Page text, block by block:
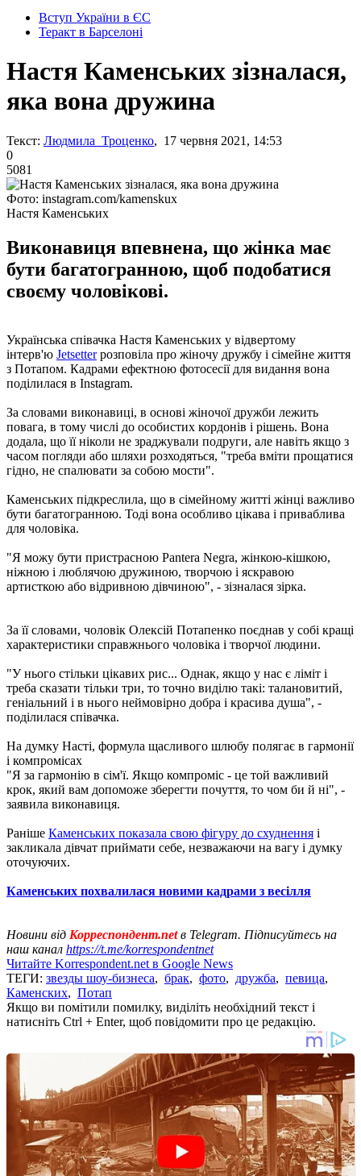
Вступ України в ЄС
Теракт в Барселоні
Настя Каменських зізналася,
яка вона дружина
Текст: Людмила Троценко, 17 червня 2021, 14:53
0
5081
Фото: instagram.com/kamenskux
Настя Каменських
Виконавиця впевнена, що жінка має
бути багатогранною, щоб подобатися
своєму чоловікові.
Українська співачка Настя Каменських у відвертому
інтерв'ю Jetsetterрозповіла про жіночу дружбу і сімейне життя
з Потапом. Кадрами ефектною фотосесії для видання вона
поділилася в Instagram.
За словами виконавиці, в основі жіночої дружби лежить
повага, в тому числі до особистих кордонів і рішень. Вона
додала, що її ніколи не зраджували подруги, але навіть якщо з
часом погляди або шляхи розходяться, "треба вміти прощатися
гідно, не спалювати за собою мости".
Каменських підкреслила, що в сімейному житті жінці важливо
бути багатогранною. Тоді вона особливо цікава і приваблива
для чоловіка.
"Я можу бути пристрасною Pantera Negra, жінкою-кішкою,
ніжною і люблячою дружиною, творчою і яскравою
артисткою або відривною дівчиною", - зізналася зірка.
За її словами, чоловік Олексій Потапенко поєднав у собі кращі
характеристики справжнього чоловіка і творчої людини.
"У нього стільки цікавих рис... Однак, якщо у нас є ліміт і
треба сказати тільки три, то точно виділю такі: талановитий,
геніальний і в нього неймовірно добра і красива душа", -
поділилася співачка.
На думку Насті, формула щасливого шлюбу полягає в гармонії
і компромісах
"Я за гармонію в сім'ї. Якщо компроміс - це той важливий
крок, який вам допоможе зберегти почуття, то чом би й ні", -
заявила виконавиця.
Раніше Каменських показала свою фігуру до схуднення і
закликала дівчат приймати себе, незважаючи на вагу і думку
оточуючих.
Каменських похвалилася новими кадрами з весілля
Новини від Корреспондент.netв Telegram. Підписуйтесь на
наш канал https://t.me/korrespondentnet
Читайте Korrespondent.net в Google News
ТЕГИ: звезды шоу-бизнеса, брак, фото, дружба, певица,
Каменских, Потап
Якщо ви помітили помилку, виділіть необхідний текст і
натисніть Ctrl + Enter, щоб повідомити про це редакцію.